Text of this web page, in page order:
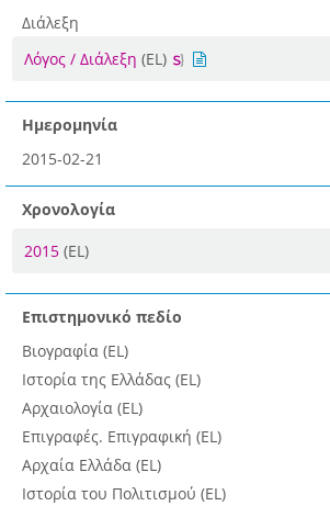
Διάλεξη
Λόγος / Διάλεξη (EL)
Ημερομηνία
2015-02-21
Χρονολογία
2015 (EL)
Επιστημονικό πεδίο
Βιογραφία (EL)
Ιστορία της Ελλάδας (EL)
Αρχαιολογία (EL)
Επιγραφές. Επιγραφική (EL)
Αρχαία Ελλάδα (EL)
Ιστορία του Πολιτισμού (EL)